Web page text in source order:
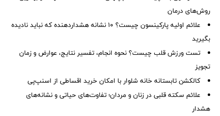
روش‌های درمان
علائم اولیه پارکینسون چیست؟ ۱۰ نشانه هشداردهنده که نباید نادیده
بگیرید
تست ورزش قلب چیست؟ نحوه انجام، تفسیر نتایج، عوارض و زمان
تجویز
کالکشن تابستانه خانه شلوار با امکان خرید اقساطی از اسنپ‌پی
علائم سکته قلبی در زنان و مردان؛ تفاوت‌های حیاتی و نشانه‌های
هشدار